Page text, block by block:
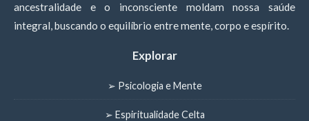
ancestralidade e o inconsciente moldam nossa saúde
integral, buscando o equilíbrio entre mente, corpo e espírito.
Explorar
➢ Psicologia e Mente
➢ Espiritualidade Celta